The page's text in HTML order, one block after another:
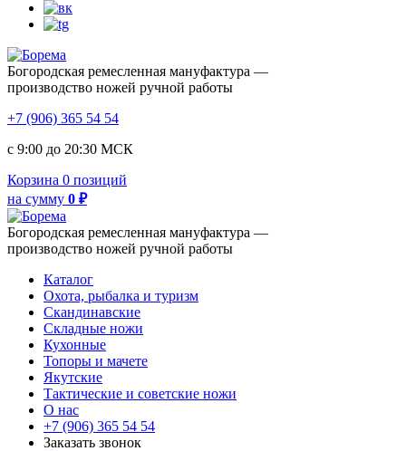
Богородская ремесленная мануфактура —
производство ножей ручной работы
+7 (906) 365 54 54
с 9:00 до 20:30 МСК
Корзина 0 позиций
на сумму 0 ₽
Богородская ремесленная мануфактура —
производство ножей ручной работы
Каталог
Охота, рыбалка и туризм
Скандинавские
Складные ножи
Кухонные
Топоры и мачете
Якутские
Тактические и советские ножи
О нас
+7 (906) 365 54 54
Заказать звонок